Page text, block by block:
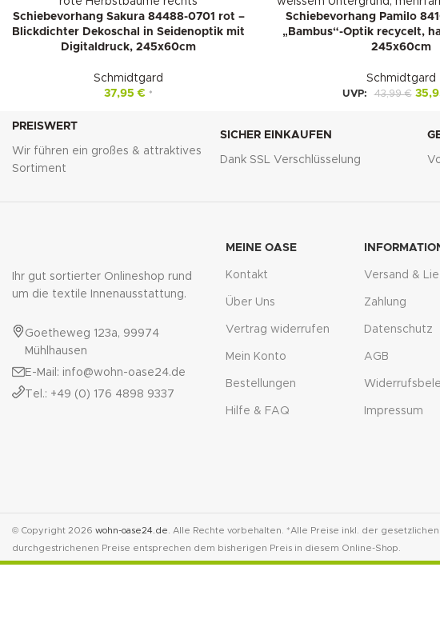
Schiebevorhang Sakura 84488-0701 rot –
Blickdichter Dekoschal in Seidenoptik mit
Digitaldruck, 245x60cm
Schmidtgard
37,95€ *
Schiebevorhang Pamilo
„Bambus“-Optik recycelt,
245x60cm
Schmidtgard
UVP: 43,99€
PREISWERT
Wir führen ein großes & attraktives
Sortiment
SICHER EINKAUFEN
Dank SSL Verschlüsselung
Ihr gut sortierter Onlineshop rund
um die textile Innenausstattung.
Goetheweg 123a, 99974
Mühlhausen
E-Mail: info@wohn-oase24.de
Tel.: +49 (0) 176 4898 9337
MEINE OASE
Kontakt
Über Uns
Vertrag widerrufen
Mein Konto
Bestellungen
Hilfe & FAQ
Versand &
Zahlung
Datenschutz
AGB
Impressum
© Copyright 2026 wohn-oase24.de . Alle Rechte vorbehalten. *Alle Preise inkl. der gesetzlichen
durchgestrichenen Preise entsprechen dem bisherigen Preis in diesem Online-Shop.